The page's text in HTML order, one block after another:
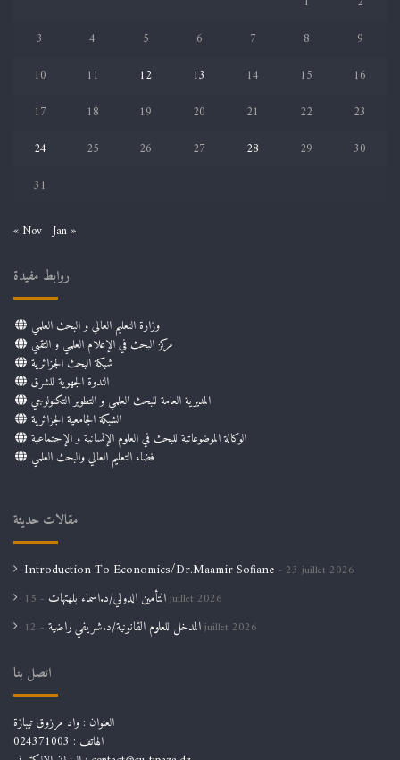
3
4 5 6 7 8
9
10
11 12 13 14 15
16
17
18 19 20 21 22
23
24
25 26 27 28 29
30
31
« Nov Jan »
روابط مفيدة
وزارة التعليم العالي و البحث العلمي
مركز البحث في الإعلام العلمي و التقني
شبكة البحث الجزائرية
الندوة الجهوية للشرق
المديرية العامة للبحث العلمي و التطوير التكنولوجي
الشبكة الجامعية الجزائرية
الوكالة الموضوعاتية للبحث في العلوم الإنسانية و الإجتماعية
فضاء التعليم العالي والبحث العلمي
مقالات حديثة
Introduction To Economics/Dr.Maamir Sofiane 23 juillet 2026
التأمين الدولي/د.اسماء بلهتهات15 juillet 2026
المدخل للعلوم القانونية/د.شريفي راضية12 juillet 2026
اتصل بنا
العنوان : واد مرزوق تيبازة
الهاتف : 024371003